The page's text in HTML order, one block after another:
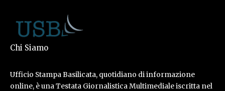
Chi Siamo
Ufficio Stampa Basilicata, quotidiano di informazione
online, è una Testata Giornalistica Multimediale iscritta nel